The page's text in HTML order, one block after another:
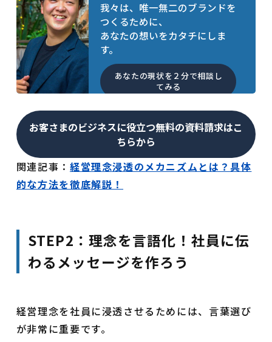
我々は、唯一無二のブランドを
つくるために、
あなたの想いをカタチにしま
す。
あなたの現状を２分で相談し
てみる
お客さまのビジネスに役立つ無料の資料請求はこ
ちらから
関連記事： 経営理念浸透のメカニズムとは？具体
的な方法を徹底解説！
STEP2：理念を言語化！社員に伝
わるメッセージを作ろう
経営理念を社員に浸透させるためには、言葉選び
が非常に重要です。